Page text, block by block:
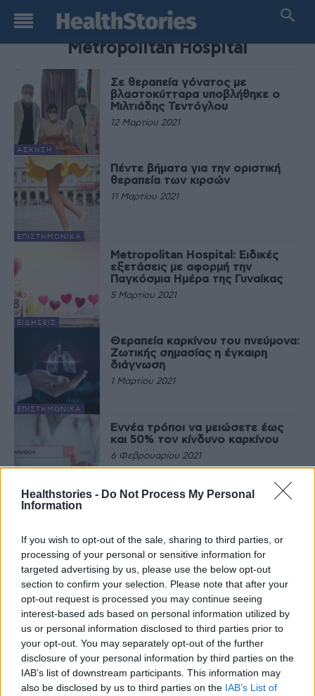
Healthstories - Do Not Process My Personal
Information
If you wish to opt-out of the sale, sharing to third parties, or
processing of your personal or sensitive information for
targeted advertising by us, please use the below opt-out
section to confirm your selection. Please note that after your
opt-out request is processed you may continue seeing
interest-based ads based on personal information utilized by
us or personal information disclosed to third parties prior to
your opt-out. You may separately opt-out of the further
disclosure of your personal information by third parties on the
IAB’s list of downstream participants. This information may
also be disclosed by us to third parties on the IAB’s List of
TAG
Metropolitan Hospital
ΆΣΚΗΣΗ
Σε θεραπεία γόνατος με
βλαστοκύτταρα υποβλήθηκε ο
Μιλτιάδης Τεντόγλου
12 Μαρτίου 2021
EΠΙΣΤΗΜΟΝΙΚΆ
Πέντε βήματα για την οριστική
θεραπεία των κιρσών
11 Μαρτίου 2021
ΕΙΔΉΣΕΙΣ
Metropolitan Hospital: Ειδικές
εξετάσεις με αφορμή την
Παγκόσμια Ημέρα της Γυναίκας
5 Μαρτίου 2021
EΠΙΣΤΗΜΟΝΙΚΆ
Θεραπεία καρκίνου του πνεύμονα:
Zωτικής σημασίας η έγκαιρη
διάγνωση
1 Μαρτίου 2021
ΑΡΘΡΟΓΡΑΦΊΑ
Εννέα τρόποι να μειώσετε έως
και 50% τον κίνδυνο καρκίνου
6 Φεβρουαρίου 2021
Τελευταία Νέα
9 πράγματα που δεν πρέπει να
λέτε σε έναν επισκέπτη
27 Φεβρουαρίου 2026